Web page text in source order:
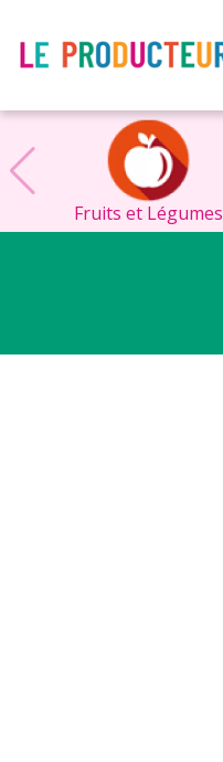
Fruits et Légumes